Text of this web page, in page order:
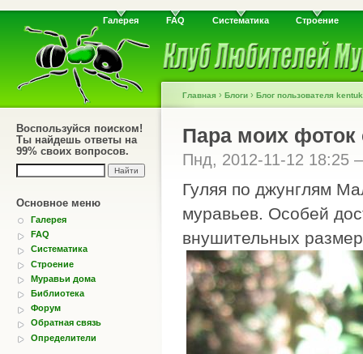
Галерея FAQ Систематика Строение
Воспользуйся поиском!
Ты найдешь ответы на
99% своих вопросов.
Основное меню
Галерея
FAQ
Систематика
Строение
Муравьи дома
Библиотека
Форум
Обратная связь
Определители
Главная › Блоги › Блог пользователя
Пара моих фоток
Пнд, 2012-11-12
Гуляя по джунглям
муравьев. Особей
внушительных